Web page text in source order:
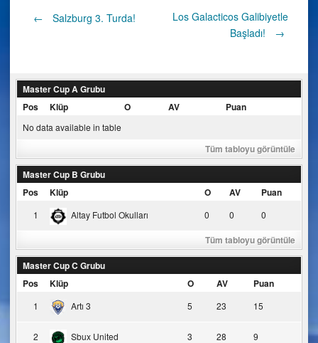
Post
← Salzburg 3. Turda!
Los Galacticos Galibiyetle
Başladı!
→
Master Cup A Grubu
Pos
Klüp O AV Puan
No data available in table
Tüm tabloyu görüntüle
Master Cup B Grubu
Pos
Klüp O AV Puan
1 Altay Futbol Okulları 0 0 0
Tüm tabloyu görüntüle
Master Cup C Grubu
Pos
Klüp O AV Puan
1 Artı 3 5 23 15
2 Sbux United 3 28 9